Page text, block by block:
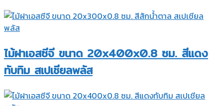
ไม้ฝาเอสซีจี ขนาด 20x400x0.8 ซม. สีแดง
ทับทิม สเปเชียลพลัส